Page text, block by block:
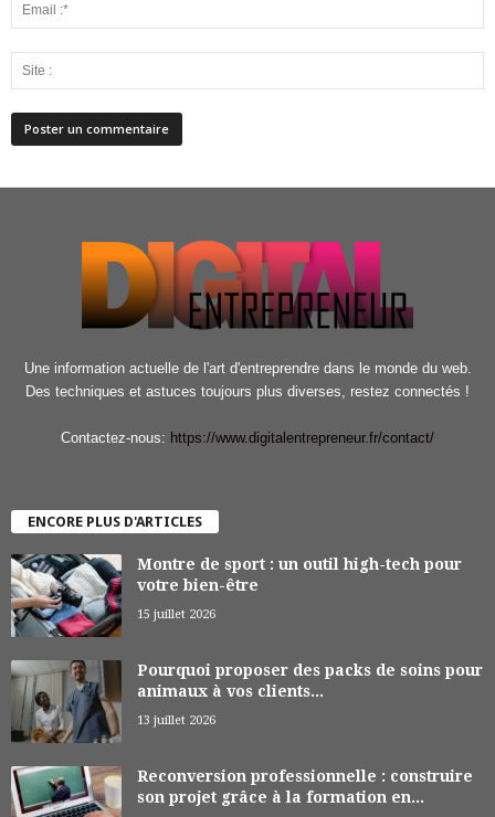
Une information actuelle de l'art d'entreprendre dans le monde du web.
Des techniques et astuces toujours plus diverses, restez connectés !
Contactez-nous: https://www.digitalentrepreneur.fr/contact/
ENCORE PLUS D'ARTICLES
Montre de sport : un outil high-tech pour
votre bien-être
15 juillet 2026
Pourquoi proposer des packs de soins pour
animaux à vos clients...
13 juillet 2026
Reconversion professionnelle : construire
son projet grâce à la formation en...